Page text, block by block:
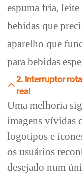
espuma fria,
bebidas que
aparelho que
para bebidas
2. Interruptor
real
Uma melhoria
imagens vívidas
logotipos e
os usuários
desejado num